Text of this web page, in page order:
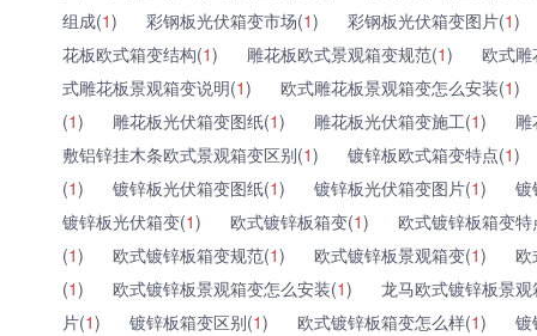
组成(1) 彩钢板光伏箱变市场(1) 彩钢板光伏箱变图片(1)
花板欧式箱变结构(1) 雕花板欧式景观箱变规范(1)
欧式
式雕花板景观箱变说明(1) 欧式雕花板景观箱变怎么安装(1)
(1) 雕花板光伏箱变图纸(1) 雕花板光伏箱变施工(1)
敷铝锌挂木条欧式景观箱变区别(1) 镀锌板欧式箱变特点(1)
(1) 镀锌板光伏箱变图纸(1) 镀锌板光伏箱变图片(1)
镀
镀锌板光伏箱变(1) 欧式镀锌板箱变(1)
欧式镀锌板箱变特
(1) 欧式镀锌板箱变规范(1) 欧式镀锌板景观箱变(1)
欧
(1) 欧式镀锌板景观箱变怎么安装(1)
龙马欧式镀锌板景
片(1) 镀锌板箱变区别(1) 欧式镀锌板箱变怎么样(1)
镀